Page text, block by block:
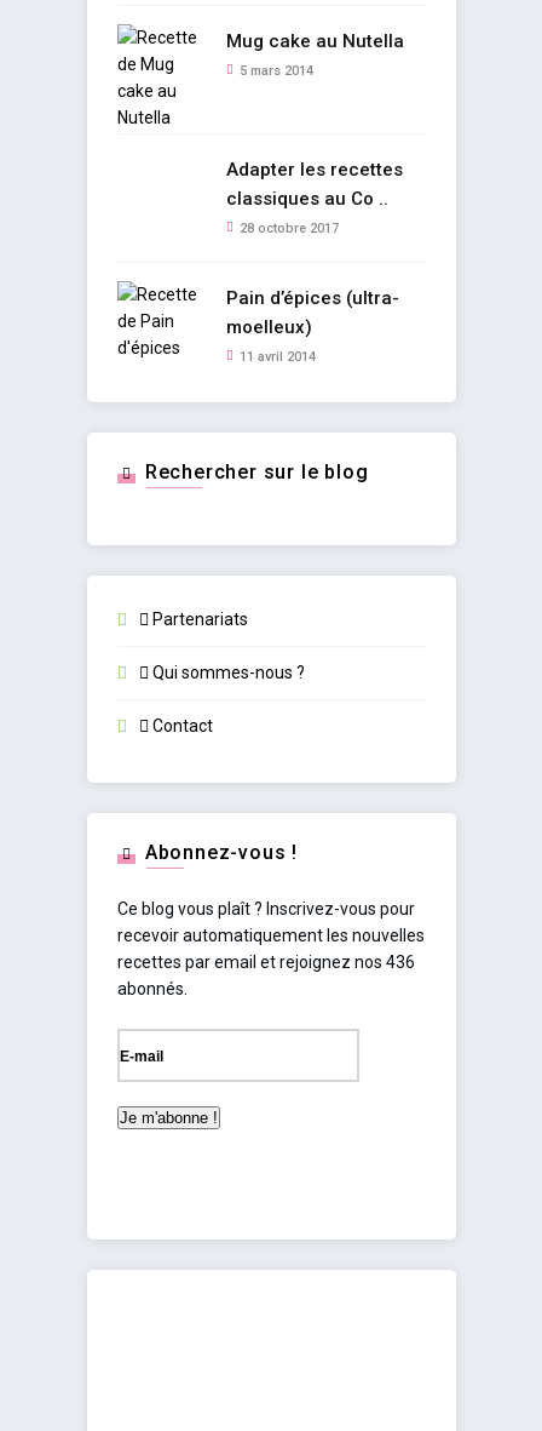
Mug cake au Nutella
5 mars 2014
Adapter les recettes
classiques au Co ..
28 octobre 2017
Pain d’épices (ultra-
moelleux)
11 avril 2014
Rechercher sur le blog
Partenariats
Qui sommes-nous ?
Contact
Abonnez-vous !
Ce blog vous plaît ? Inscrivez-vous pour
recevoir automatiquement les nouvelles
recettes par email et rejoignez nos 436
abonnés.